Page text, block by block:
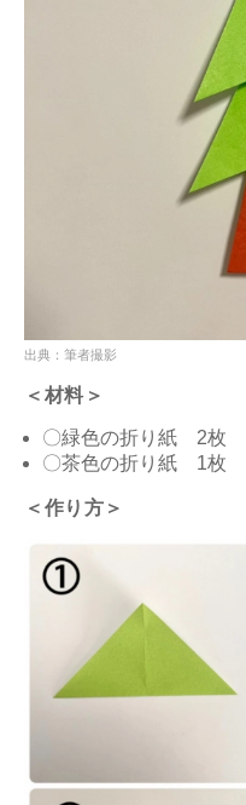
出典：筆者撮影
＜材料＞
〇緑色の折り紙 2枚
〇茶色の折り紙 1枚
＜作り方＞